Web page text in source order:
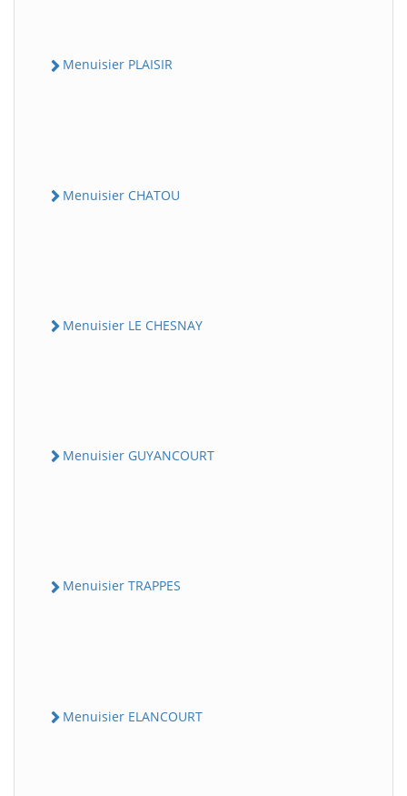
Menuisier PLAISIR
Menuisier CHATOU
Menuisier LE CHESNAY
Menuisier GUYANCOURT
Menuisier TRAPPES
Menuisier ELANCOURT